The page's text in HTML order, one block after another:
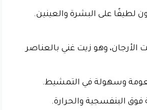
على البشرة والعينين.
وهو زيت غني بالعناصر
وسهولة في التمشيط.
البنفسجية والحرارة.